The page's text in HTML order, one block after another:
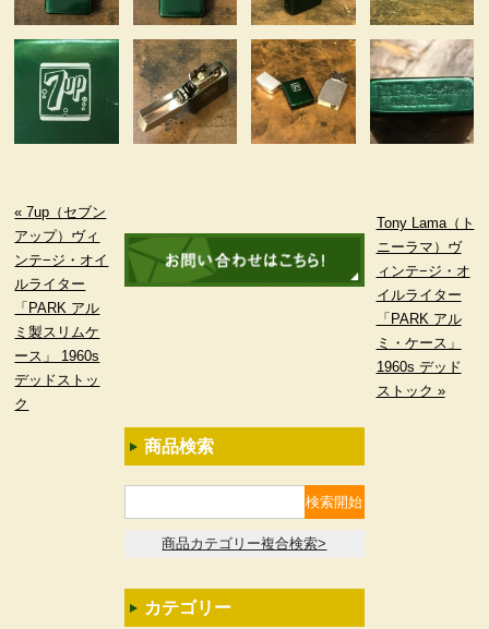
« 7up（セブン
アップ）ヴィ
ンテ−ジ・オイ
ルライター
「PARK アル
ミ製スリムケ
ース」 1960s
デッドストッ
ク
Tony Lama（ト
ニーラマ）ヴ
ィンテ−ジ・オ
イルライター
「PARK アル
ミ・ケース」
1960s デッド
ストック »
商品検索
商品カテゴリー複合検索>
カテゴリー